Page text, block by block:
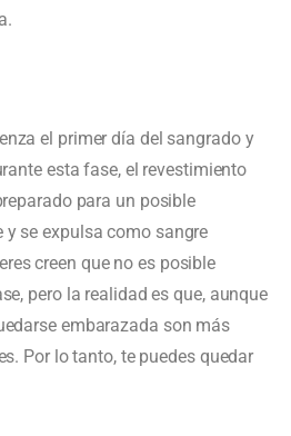
el primer día del sangrado y
esta fase, el revestimiento
para un posible
y se expulsa como sangre
creen que no es posible
pero la realidad es que, aunque
embarazada son más
Por lo tanto, te puedes quedar